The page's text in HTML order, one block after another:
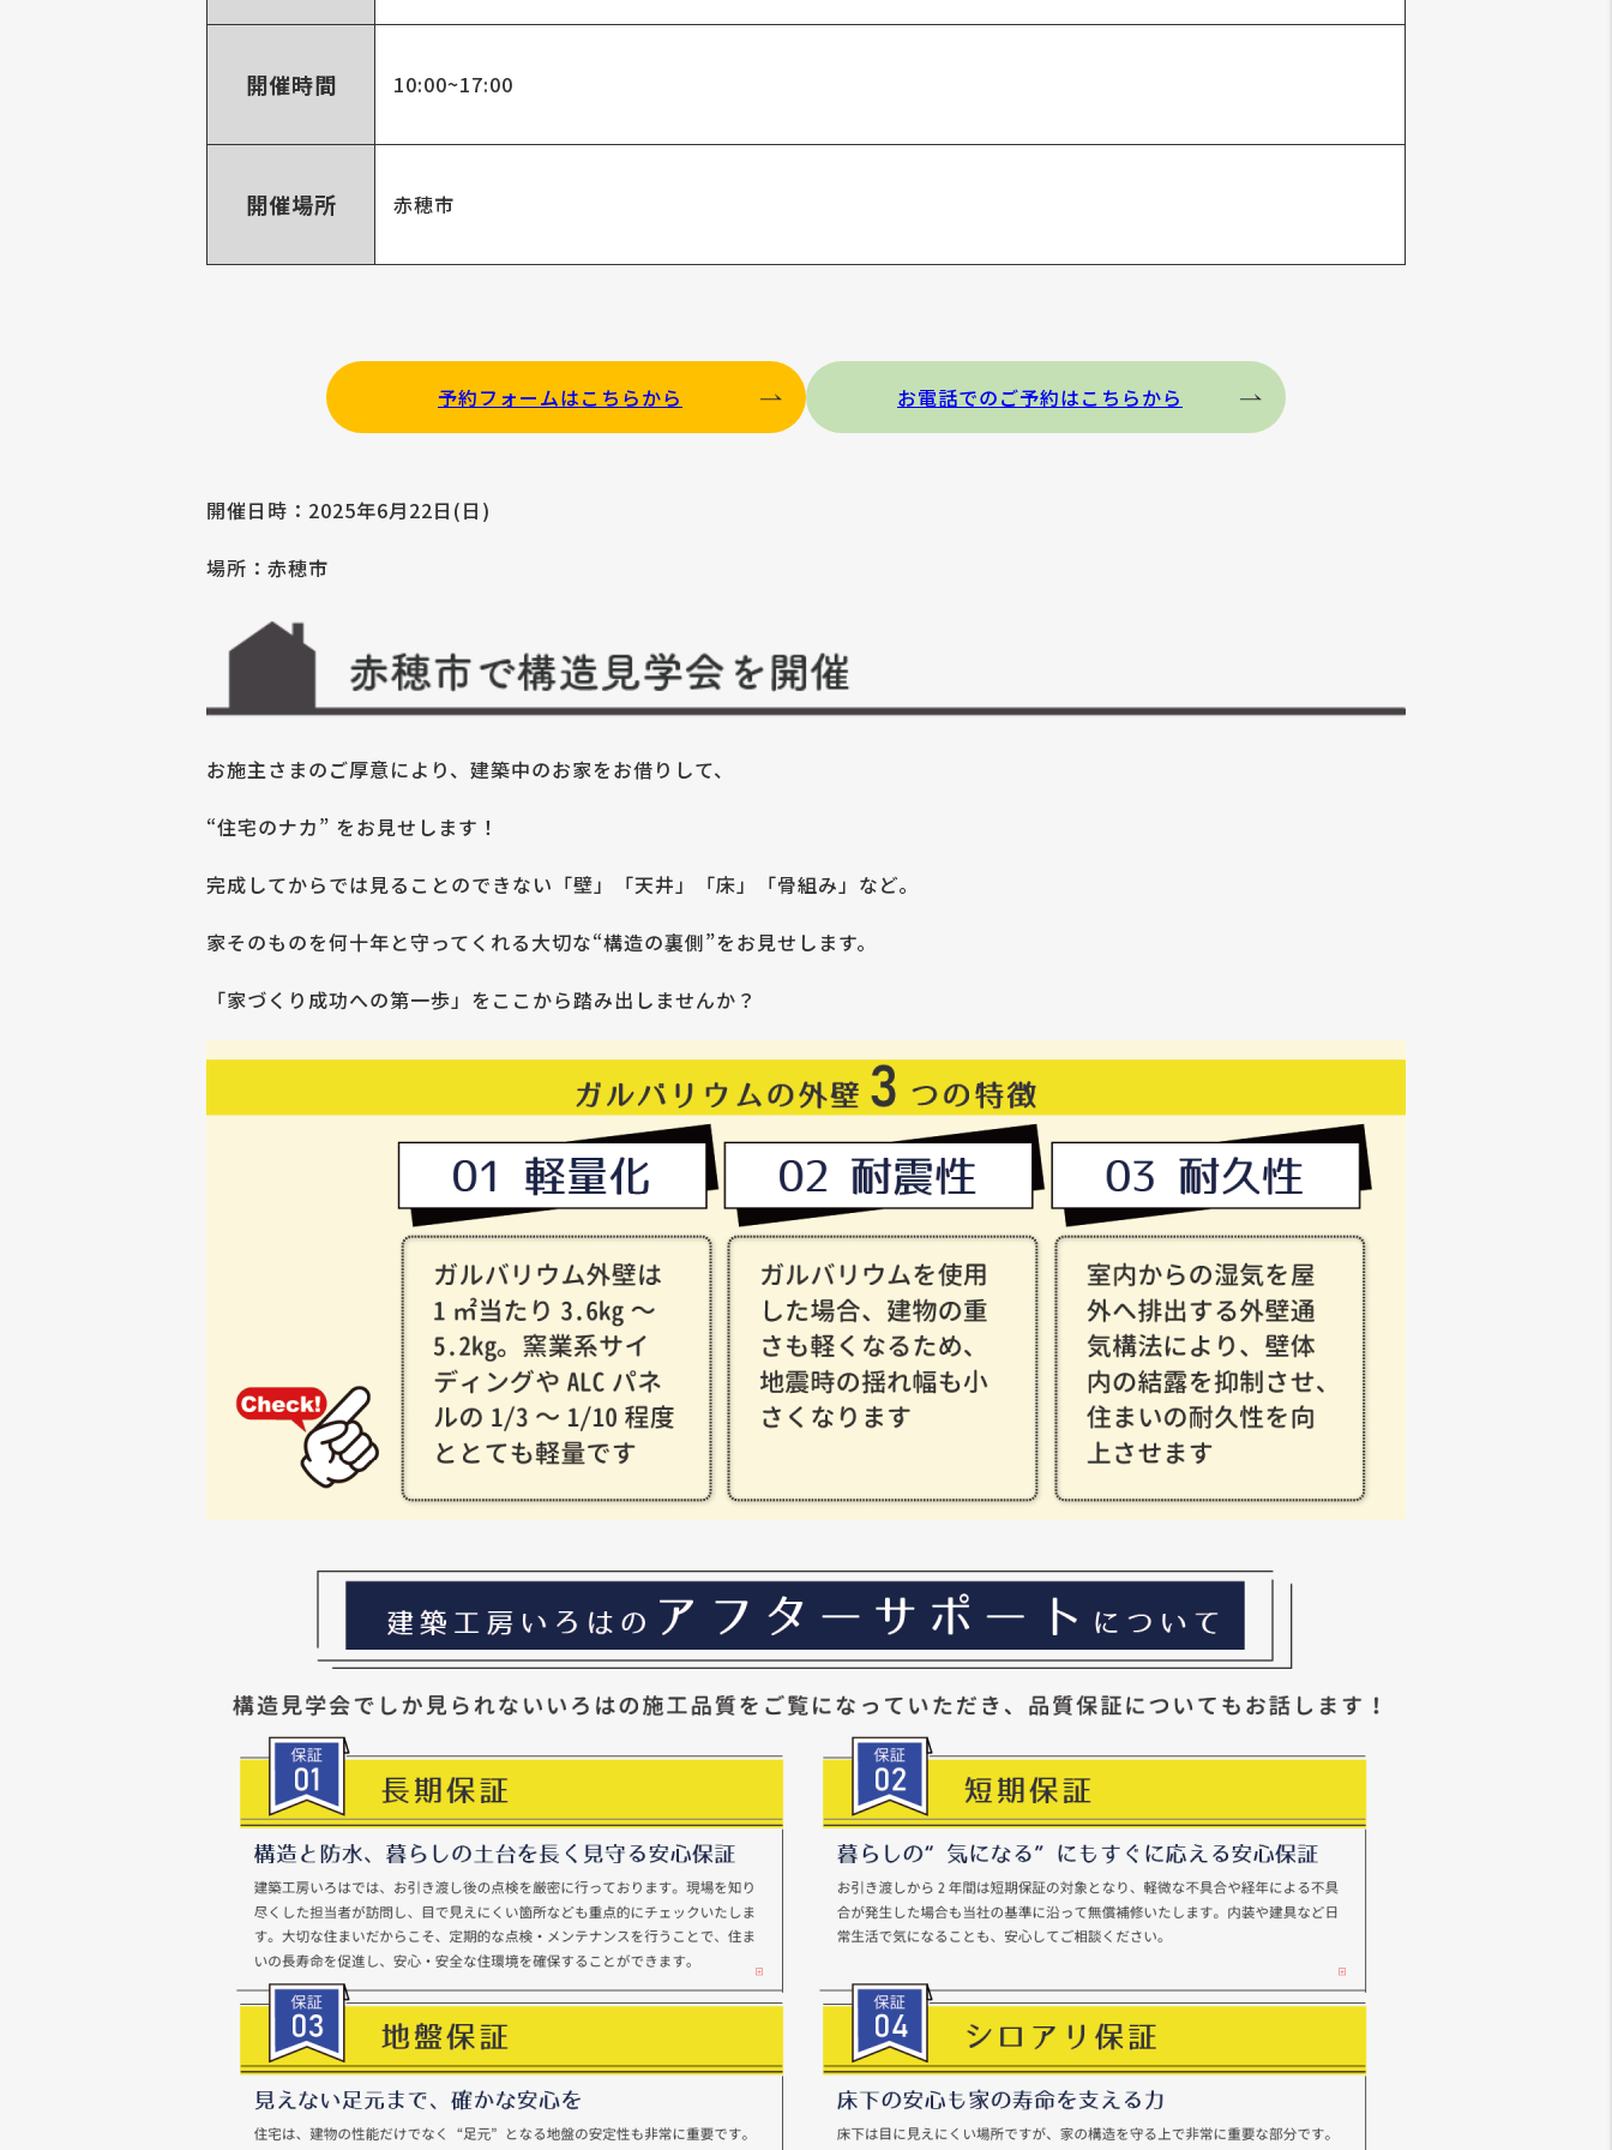
開催時間 10:00~17:00
開催場所 赤穂市
予約フォームはこちらから お電話でのご予約はこちらから
開催日時：2025年6月22日(日)
場所：赤穂市
お施主さまのご厚意により、建築中のお家をお借りして、
“住宅のナカ” をお見せします！
完成してからでは見ることのできない「壁」「天井」「床」「骨組み」など。
家そのものを何十年と守ってくれる大切な“構造の裏側”をお見せします。
「家づくり成功への第一歩」をここから踏み出しませんか？